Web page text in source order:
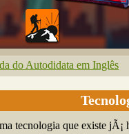
do Autodidata em Inglês
tecnologia que existe jÃ¡